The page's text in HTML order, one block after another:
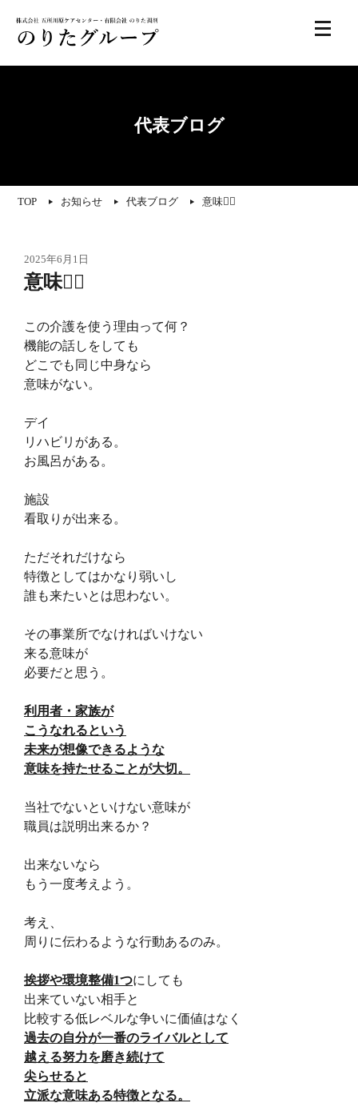
代表ブログ
TOP お知らせ 代表ブログ 意味🤷‍♂️
2025年6月1日
意味🤷‍♂️
この介護を使う理由って何？
機能の話しをしても
どこでも同じ中身なら
意味がない。
デイ
リハビリがある。
お風呂がある。
施設
看取りが出来る。
ただそれだけなら
特徴としてはかなり弱いし
誰も来たいとは思わない。
その事業所でなければいけない
来る意味が
必要だと思う。
利用者・家族が
こうなれるという
未来が想像できるような
意味を持たせることが大切。
当社でないといけない意味が
職員は説明出来るか？
出来ないなら
もう一度考えよう。
考え、
周りに伝わるような行動あるのみ。
挨拶や環境整備1つにしても
出来ていない相手と
比較する低レベルな争いに価値はなく
過去の自分が一番のライバルとして
越える努力を磨き続けて
尖らせると
立派な意味ある特徴となる。